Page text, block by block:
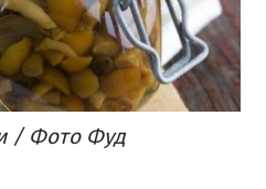
/ Фото Фуд